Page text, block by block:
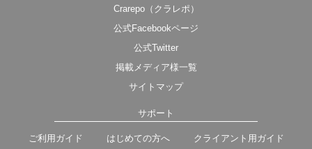
Crarepo（クラレポ）
公式Facebookページ
公式Twitter
掲載メディア様一覧
サイトマップ
サポート
ご利用ガイド はじめての方へ クライアント用ガイド